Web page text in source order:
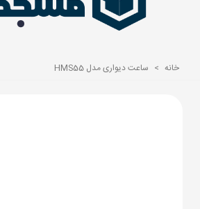
خانه > ساعت دیواری مدل HMS55